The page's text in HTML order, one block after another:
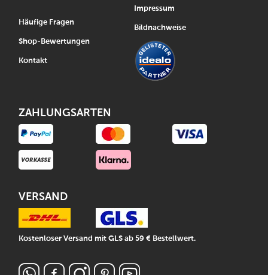
Häufige Fragen
Shop-Bewertungen
Kontakt
Impressum
Bildnachweise
ZAHLUNGSARTEN
VERSAND
Kostenloser Versand mit GLS ab 59 € Bestellwert.